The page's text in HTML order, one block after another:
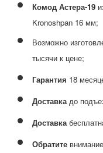
Комод Астера-19
Kronoshpan 16 мм;
Возможно
тысячи к цене;
Гарантия 18
Доставка до
Доставка
Обратите